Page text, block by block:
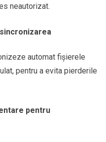
neautorizat.
automat fișierele
pentru a evita pierderile
pentru